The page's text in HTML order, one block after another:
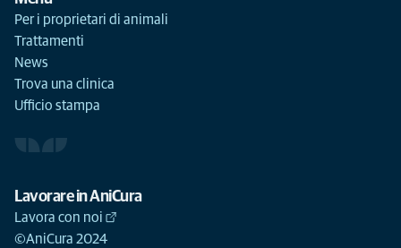
Per i proprietari di animali
Trattamenti
News
Trova una clinica
Ufficio stampa
Lavorare in AniCura
Lavora con noi
©AniCura 2024